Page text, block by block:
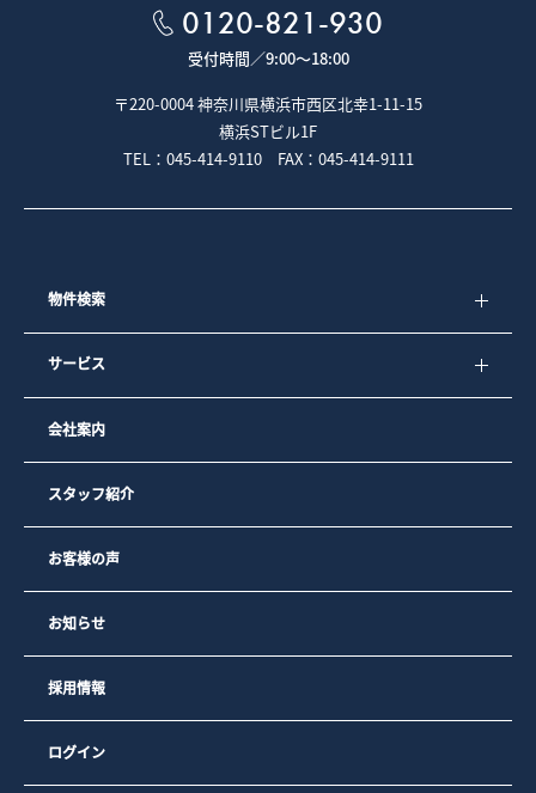
0120-821-930
受付時間／9:00～18:00
〒220-0004 神奈川県横浜市西区北幸1-11-15
横浜STビル1F
TEL：045-414-9110 FAX：045-414-9111
物件検索
サービス
会社案内
スタッフ紹介
お客様の声
お知らせ
採用情報
ログイン